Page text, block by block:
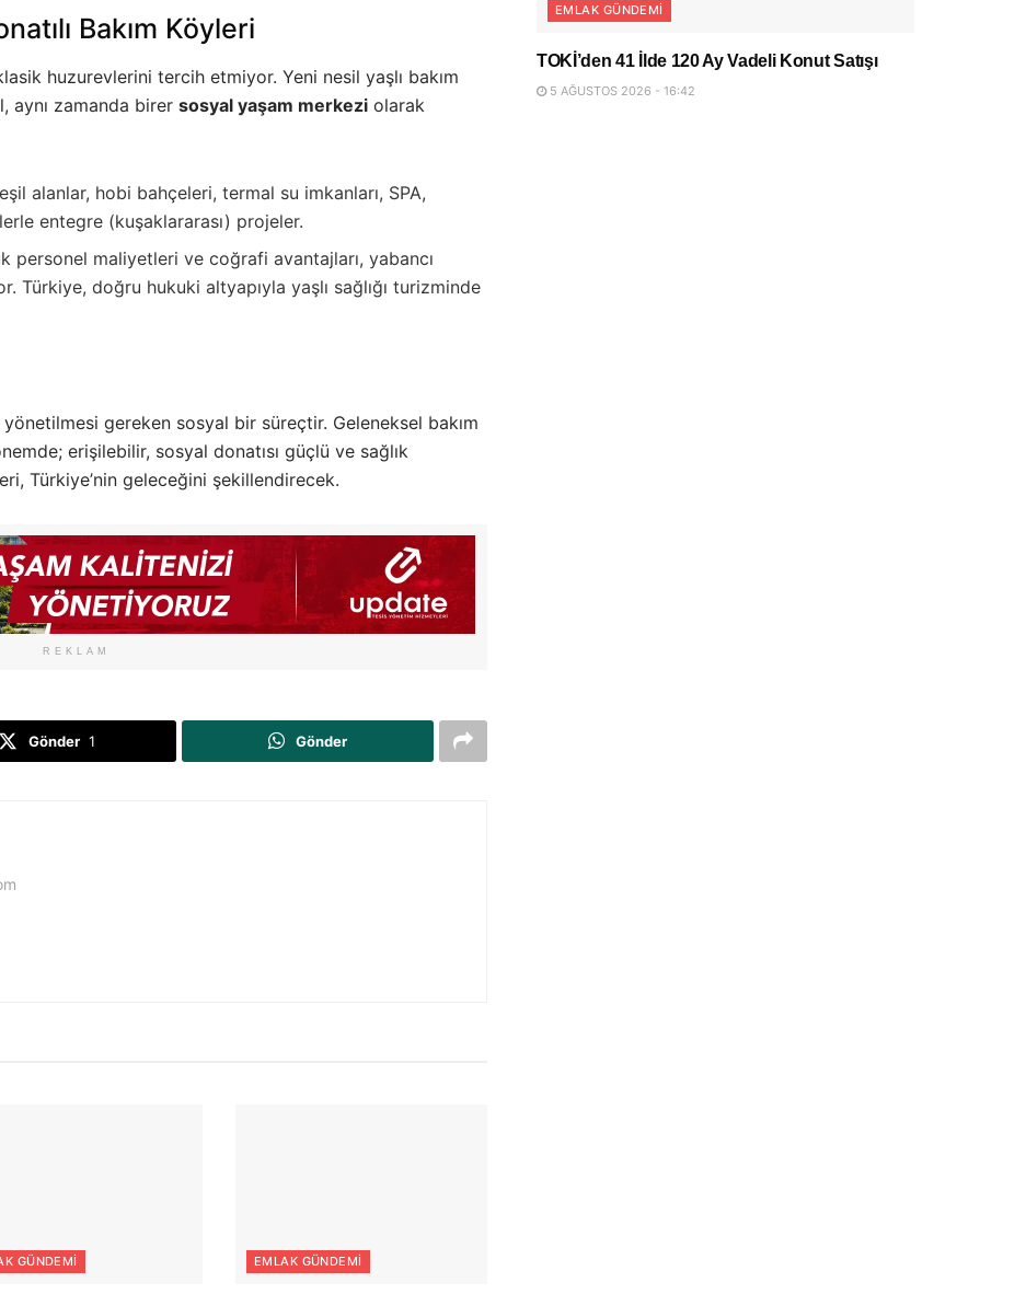
Bakım Köyleri
huzurevlerini tercih etmiyor. Yeni nesil yaşlı bakım
aynı zamanda birer sosyal yaşam merkezi olarak
alanlar, hobi bahçeleri, termal su imkanları, SPA,
entegre (kuşaklararası) projeler.
personel maliyetleri ve coğrafi avantajları, yabancı
Türkiye, doğru hukuki altyapıyla yaşlı sağlığı turizminde
gereken sosyal bir süreçtir. Geleneksel bakım
erişilebilir, sosyal donatısı güçlü ve sağlık
Türkiye’nin geleceğini şekillendirecek.
REKLAM
Gönder 1 Gönder
GÜNDEMI EMLAK GÜNDEMI
EMLAK GÜNDEMI
TOKİ’den 41 İlde 120 Ay Vadeli Konut Satışı
5 AĞUSTOS 2026 - 16:42